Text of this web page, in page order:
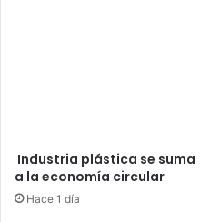
Industria plástica se suma
a la economía circular
Hace 1 día